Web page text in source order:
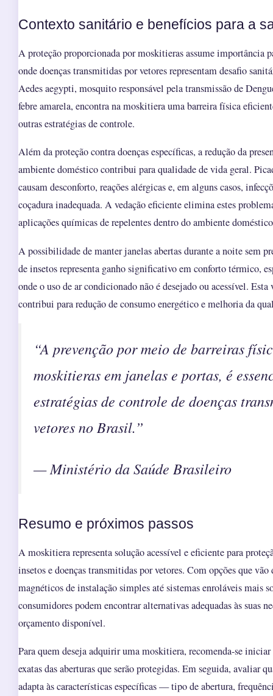
Contexto sanitário e benefícios para a
A proteção proporcionada por moskitieras assume importância
onde doenças transmitidas por vetores representam desafio
Aedes aegypti, mosquito responsável pela transmissão de
febre amarela, encontra na moskitiera uma barreira física
outras estratégias de controle.
Além da proteção contra doenças específicas, a redução da
ambiente doméstico contribui para qualidade de vida geral.
causam desconforto, reações alérgicas e, em alguns casos,
coçadura inadequada. A vedação eficiente elimina estes
aplicações químicas de repelentes dentro do ambiente
A possibilidade de manter janelas abertas durante a noite sem
de insetos representa ganho significativo em conforto térmico,
onde o uso de ar condicionado não é desejado ou acessível.
contribui para redução de consumo energético e melhoria da
“A prevenção por meio de barreiras
moskitieras em janelas e portas, é
estratégias de controle de doenças
vetores no Brasil.”
— Ministério da Saúde Brasileiro
Resumo e próximos passos
A moskitiera representa solução acessível e eficiente para
insetos e doenças transmitidas por vetores. Com opções que vão
magnéticos de instalação simples até sistemas enroláveis mais
consumidores podem encontrar alternativas adequadas às suas
orçamento disponível.
Para quem deseja adquirir uma moskitiera, recomenda-se
exatas das aberturas que serão protegidas. Em seguida, avaliar
adapta às características específicas — tipo de abertura,